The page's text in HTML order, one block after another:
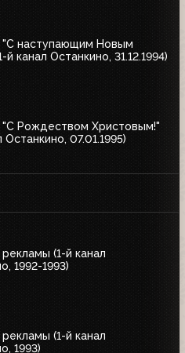
"С наступающим Новым
й канал Останкино, 31.12.1994)
"С Рождеством Христовым!"
Останкино, 07.01.1995)
рекламы (1-й канал
1992-1993)
рекламы (1-й канал
1993)